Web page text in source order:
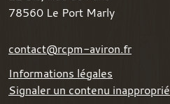
78560 Le Port Marly
contact@rcpm-aviron.fr
Informations légales
Signaler un contenu inapproprié